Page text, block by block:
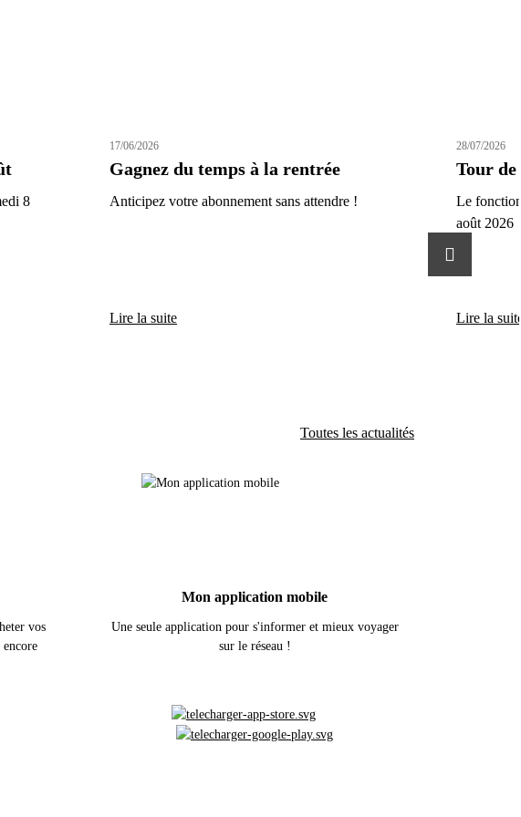
8
17/06/2026
Gagnez du temps à la rentrée
Anticipez votre abonnement sans attendre !
Lire la suite
28/07/2026
Tour
Le
août 2026
Lire la
Actualité
Toutes les actualités
vos
Mon application mobile
Une seule application pour s'informer et mieux voyager
sur le réseau !